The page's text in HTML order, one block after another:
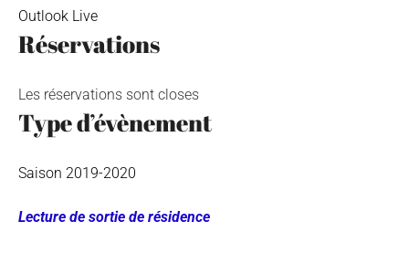
Outlook Live
Réservations
Les réservations sont closes
Type d’évènement
Saison 2019-2020
Lecture de sortie de résidence